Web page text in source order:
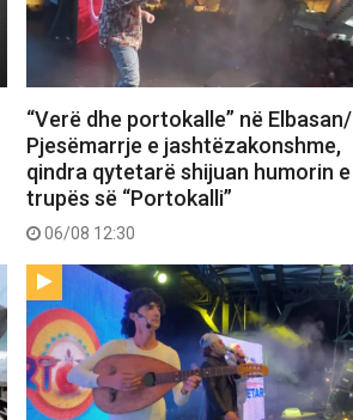
“Verë dhe portokalle” në Elbasan/
Pjesëmarrje e jashtëzakonshme,
qindra qytetarë shijuan humorin e
trupës së “Portokalli”
06/08 12:30